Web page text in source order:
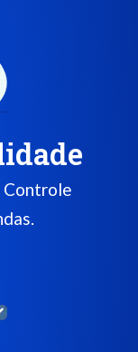
Controle